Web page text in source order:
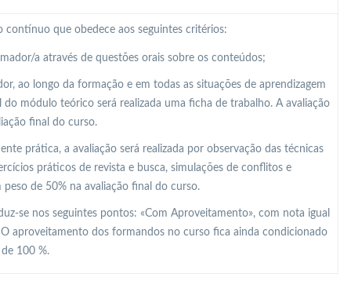
contínuo que obedece aos seguintes critérios:
a através de questões orais sobre os conteúdos;
ao longo da formação e em todas as situações de aprendizagem
módulo teórico será realizada uma ficha de trabalho. A avaliação
final do curso.
prática, a avaliação será realizada por observação das técnicas
práticos de revista e busca, simulações de conflitos e
de 50% na avaliação final do curso.
se nos seguintes pontos: «Com Aproveitamento», com nota igual
aproveitamento dos formandos no curso fica ainda condicionado
100 %.